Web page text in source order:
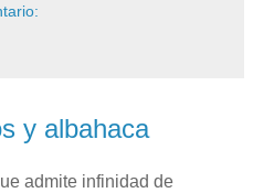
y albahaca
admite infinidad de